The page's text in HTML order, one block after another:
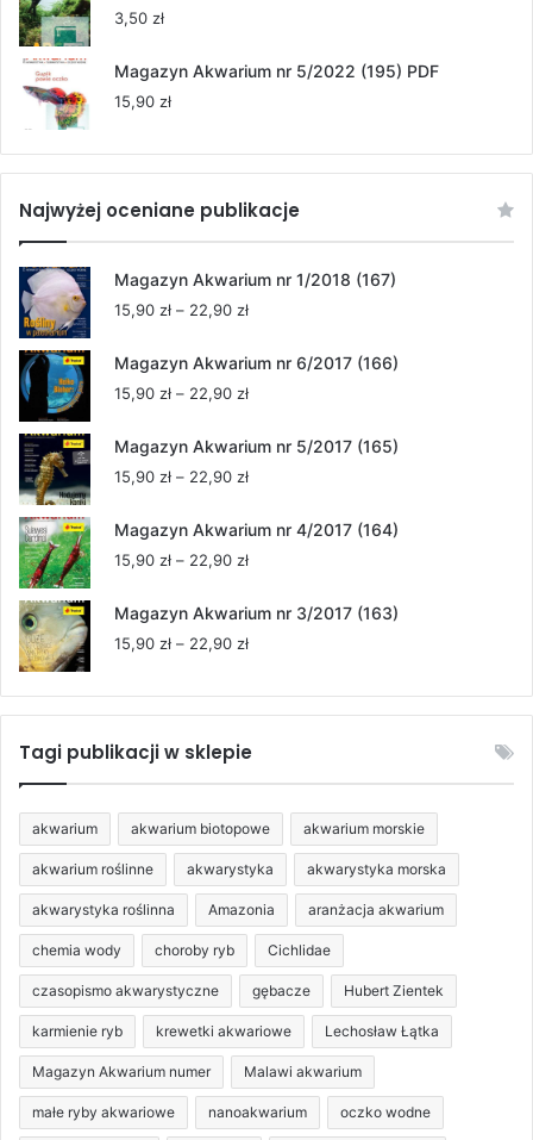
3,50 zł
Magazyn Akwarium nr 5/2022 (195) PDF
15,90 zł
Najwyżej oceniane publikacje
Magazyn Akwarium nr 1/2018 (167)
15,90 zł – 22,90 złZakres
od
Magazyn Akwarium nr 6/2017 (166)
15,90 zł – 22,90 złZakres
od
Magazyn Akwarium nr 5/2017 (165)
15,90 zł – 22,90 złZakres
od
Magazyn Akwarium nr 4/2017 (164)
15,90 zł – 22,90 złZakres
od
Magazyn Akwarium nr 3/2017 (163)
15,90 zł – 22,90 złZakres
od
15,90 zł
Tagi publikacji w sklepie
akwarium akwarium biotopowe akwarium morskie
akwarium roślinne akwarystyka akwarystyka morska
akwarystyka roślinna Amazonia aranżacja akwarium
chemia wody choroby ryb Cichlidae
czasopismo akwarystyczne gębacze Hubert Zientek
karmienie ryb krewetki akwariowe Lechosław Łątka
Magazyn Akwarium numer Malawi akwarium
małe ryby akwariowe nanoakwarium oczko wodne